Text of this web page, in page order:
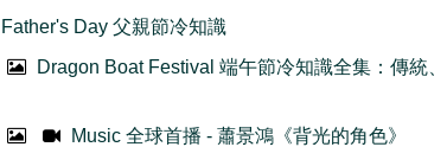
Father's Day 父親節冷知識
Dragon Boat Festival 端午節冷知識全集：傳統
Music 全球首播 - 蕭景鴻《背光的角色》